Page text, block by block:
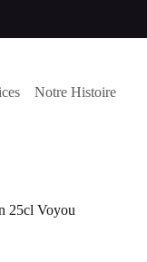
Notre Histoire
25cl Voyou